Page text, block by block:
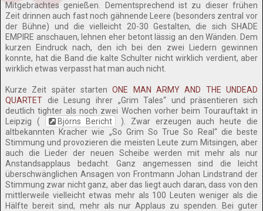
Mitgebrachtes genießen. Dementsprechend ist zu dieser frühen
Zeit drinnen auch fast noch gähnende Leere (besonders zentral vor
der Bühne) und die vielleicht 20-30 Gestalten, die sich SHADE
EMPIRE anschauen, lehnen eher betont lässig an den Wänden. Dem
kurzen Eindruck nach, den ich bei den zwei Liedern gewinnen
konnte, hat die Band die kalte Schulter nicht wirklich verdient, aber
wirklich etwas verpasst hat man auch nicht.
Kurze Zeit später startenONE MAN ARMY AND THE UNDEAD
QUARTET die Lesung ihrer „Grim Tales“ und präsentieren sich
deutlich tighter als noch zwei Wochen vorher beim Tourauftakt in
Leipzig (
Björns Bericht
). Zwar erzeugen auch heute die
altbekannten Kracher wie „So Grim So True So Real“ die beste
Stimmung und provozieren die meisten Leute zum Mitsingen, aber
auch die Lieder der neuen Scheibe werden mit mehr als nur
Anstandsapplaus bedacht. Ganz angemessen sind die leicht
überschwänglichen Ansagen von Frontmann Johan Lindstrand der
Stimmung zwar nicht ganz, aber das liegt auch daran, dass von den
mittlerweile vielleicht etwas mehr als 100 Leuten weniger als die
Hälfte bereit sind, mehr als nur Applaus zu spenden. Bei guter